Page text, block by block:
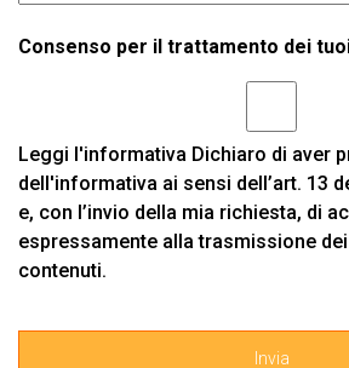
Consenso per il trattamento dei
Leggi l'informativa Dichiaro di aver
dell'informativa ai sensi dell’art. 13
e, con l’invio della mia richiesta, di
espressamente alla trasmissione
contenuti.